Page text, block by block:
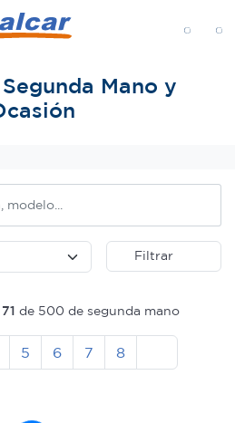
Mano y
Filtrar
de 500 de segunda mano
5 6 7 8